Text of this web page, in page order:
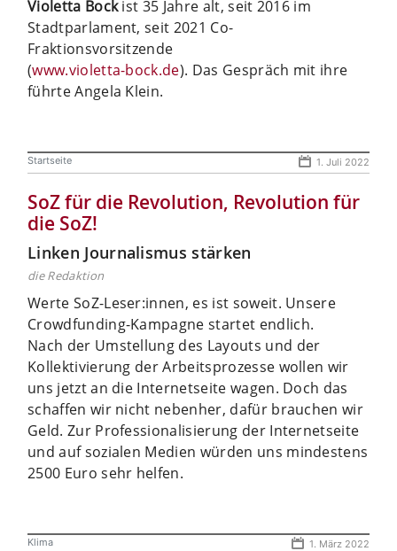
Violetta Bockist 35 Jahre alt, seit 2016 im
Stadtparlament, seit 2021 Co-
Fraktionsvorsitzende
(www.violetta-bock.de). Das Gespräch mit ihre
führte Angela Klein.
Startseite 1. Juli 2022
SoZ für die Revolution, Revolution für
die SoZ!
Linken Journalismus stärken
die Redaktion
Werte SoZ-Leser:innen, es ist soweit. Unsere
Crowdfunding-Kampagne startet endlich.
Nach der Umstellung des Layouts und der
Kollektivierung der Arbeitsprozesse wollen wir
uns jetzt an die Internetseite wagen. Doch das
schaffen wir nicht nebenher, dafür brauchen wir
Geld. Zur Professionalisierung der Internetseite
und auf sozialen Medien würden uns mindestens
2500 Euro sehr helfen.
Klima 1. März 2022